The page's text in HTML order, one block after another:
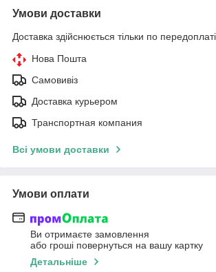
Умови доставки
Доставка здійснюється тільки по передоплаті.
Нова Пошта
Самовивіз
Доставка курьером
Транспортная компания
Всі умови доставки
Умови оплати
Ви отримаєте замовлення
або гроші повернуться на вашу картку
Детальніше